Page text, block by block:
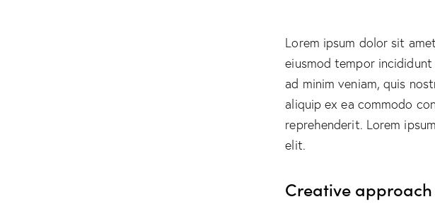
Lorem ipsum dolor sit
eiusmod tempor
ad minim veniam, quis
aliquip ex ea commodo
reprehenderit. Lorem
elit.
Creative